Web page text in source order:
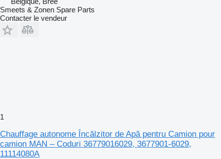
Smeets & Zonen Spare Parts
Contacter le vendeur
1
Chauffage autonome Încălzitor de Apă pentru Camion pour
camion MAN – Coduri 36779016029, 3677901-6029,
11114080A